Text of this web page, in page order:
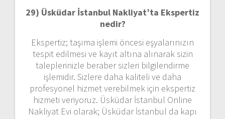
29) Üsküdar İstanbul Nakliyat’ta Ekspertiz
nedir?
Ekspertiz; taşıma işlemi öncesi eşyalarınızın
tespit edilmesi ve kayıt altına alınarak sizin
taleplerinizle beraber sizleri bilgilendirme
işlemidir. Sizlere daha kaliteli ve daha
profesyonel hizmet verebilmek için ekspertiz
hizmeti veriyoruz. Üsküdar İstanbul Online
Nakliyat Evi olarak; Üsküdar İstanbul da kapı